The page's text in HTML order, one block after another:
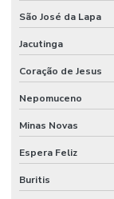
São José da Lapa
Jacutinga
Coração de Jesus
Nepomuceno
Minas Novas
Espera Feliz
Buritis